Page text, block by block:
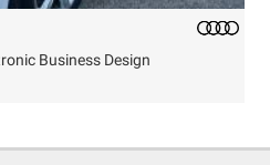
Business Design